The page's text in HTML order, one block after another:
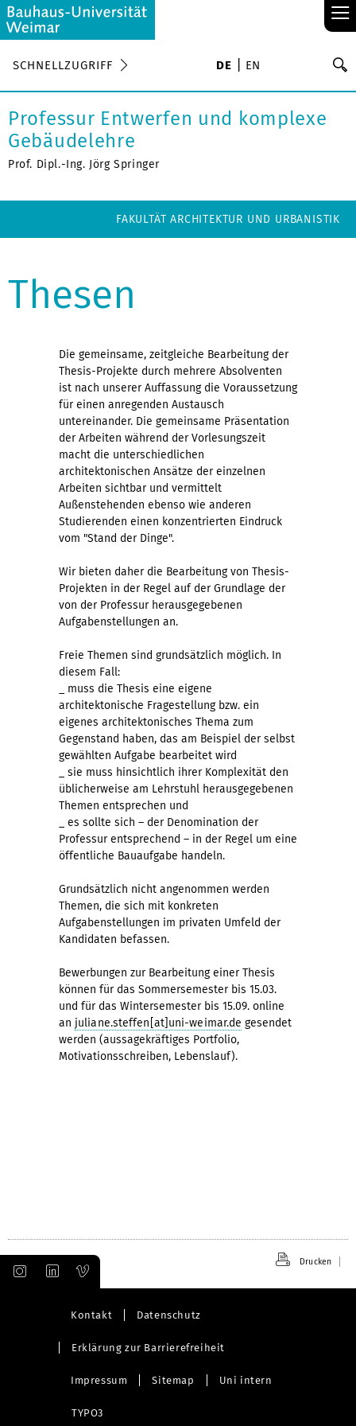
≡
SCHNELLZUGRIFF DE EN
Professur Entwerfen und komplexe
Gebäudelehre
Prof. Dipl.-Ing. Jörg Springer
FAKULTÄT ARCHITEKTUR UND URBANISTIK
Thesen
Die gemeinsame, zeitgleiche Bearbeitung der
Thesis-Projekte durch mehrere Absolventen
ist nach unserer Auffassung die Voraussetzung
für einen anregenden Austausch
untereinander. Die gemeinsame Präsentation
der Arbeiten während der Vorlesungszeit
macht die unterschiedlichen
architektonischen Ansätze der einzelnen
Arbeiten sichtbar und vermittelt
Außenstehenden ebenso wie anderen
Studierenden einen konzentrierten Eindruck
vom "Stand der Dinge".
Wir bieten daher die Bearbeitung von Thesis-
Projekten in der Regel auf der Grundlage der
von der Professur herausgegebenen
Aufgabenstellungen an.
Freie Themen sind grundsätzlich möglich. In
diesem Fall:
_ muss die Thesis eine eigene
architektonische Fragestellung bzw. ein
eigenes architektonisches Thema zum
Gegenstand haben, das am Beispiel der selbst
gewählten Aufgabe bearbeitet wird
_ sie muss hinsichtlich ihrer Komplexität den
üblicherweise am Lehrstuhl herausgegebenen
Themen entsprechen und
_ es sollte sich – der Denomination der
Professur entsprechend – in der Regel um eine
öffentliche Bauaufgabe handeln.
Grundsätzlich nicht angenommen werden
Themen, die sich mit konkreten
Aufgabenstellungen im privaten Umfeld der
Kandidaten befassen.
Bewerbungen zur Bearbeitung einer Thesis
können für das Sommersemester bis 15.03.
und für das Wintersemester bis 15.09. online
an juliane.steffen[at]uni-weimar.de gesendet
werden (aussagekräftiges Portfolio,
Motivationsschreiben, Lebenslauf).
Drucken
Kontakt Datenschutz
Erklärung zur Barrierefreiheit
Impressum Sitemap Uni intern
TYPO3